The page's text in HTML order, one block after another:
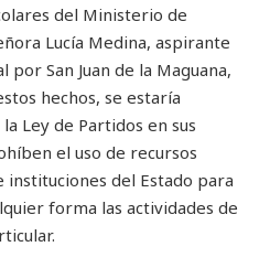
del Ministerio de
Lucía Medina, aspirante
San Juan de la Maguana,
hechos, se estaría
Ley de Partidos en sus
el uso de recursos
instituciones del Estado para
forma las actividades de